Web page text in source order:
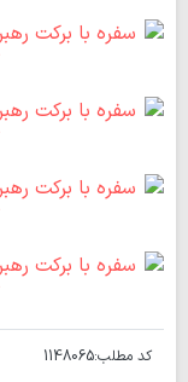
کد مطلب:1148065